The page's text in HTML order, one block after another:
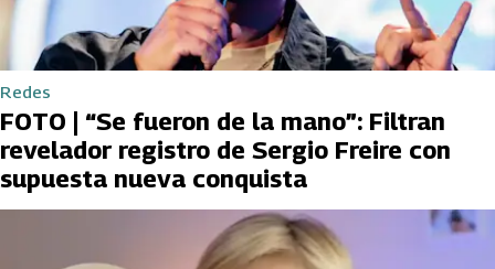
Redes
FOTO | “Se fueron de la mano”: Filtran
revelador registro de Sergio Freire con
supuesta nueva conquista